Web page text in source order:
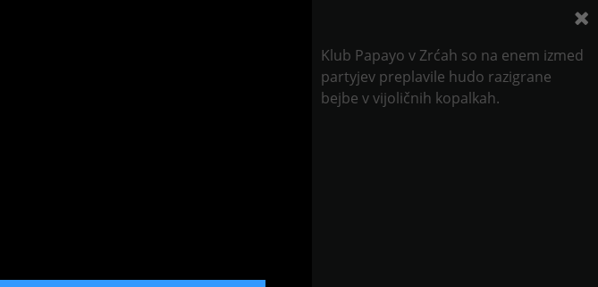
Klub Papayo v Zrćah so na enem izmed
partyjev preplavile hudo razigrane
bejbe v vijoličnih kopalkah.